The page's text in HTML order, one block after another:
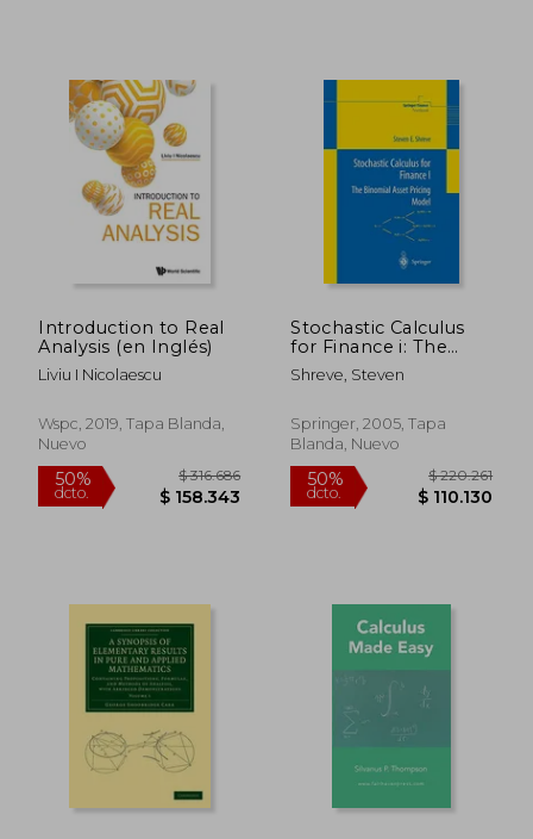
$ 135.715
dcto. $ 45.453
50%
dcto.
Introduction to Real
Analysis (en Inglés)
Liviu I Nicolaescu
Wspc, 2019, Tapa Blanda,
Nuevo
Stochastic Calculus
for Finance i: The
Binomial Asset
Pricing Model: V. 1
(en Inglés)
Shreve, Steven
Springer, 2005, Tapa
Blanda, Nuevo